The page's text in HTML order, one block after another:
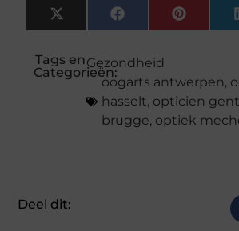
X
(Twitter)
Facebook
Tags en
Categorieën:
Gezondheid
oogarts antwerpen,
hasselt, opticien gent
brugge, optiek
Deel dit: